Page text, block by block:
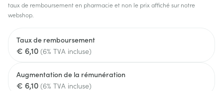
taux de remboursement en pharmacie et non le prix affiché sur notre
webshop.
Taux de remboursement
€ 6,10 (6% TVA incluse)
Augmentation de la rémunération
€ 6,10 (6% TVA incluse)